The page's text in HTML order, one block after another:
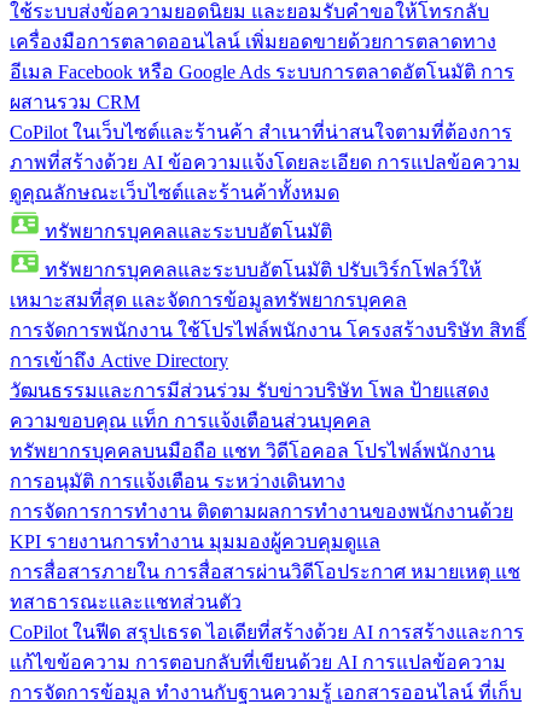
ใช้ระบบส่งข้อความยอดนิยม และยอมรับคำขอให้โทรกลับ
เครื่องมือการตลาดออนไลน์ เพิ่มยอดขายด้วยการตลาดทาง
อีเมล Facebook หรือ Google Ads ระบบการตลาดอัตโนมัติ การ
ผสานรวม CRM
CoPilot ในเว็บไซต์และร้านค้า สำเนาที่น่าสนใจตามที่ต้องการ
ภาพที่สร้างด้วย AI ข้อความแจ้งโดยละเอียด การแปลข้อความ
ดูคุณลักษณะเว็บไซต์และร้านค้าทั้งหมด
ทรัพยากรบุคคลและระบบอัตโนมัติ
ทรัพยากรบุคคลและระบบอัตโนมัติ ปรับเวิร์กโฟลว์ให้
เหมาะสมที่สุด และจัดการข้อมูลทรัพยากรบุคคล
การจัดการพนักงาน ใช้โปรไฟล์พนักงาน โครงสร้างบริษัท สิทธิ์
การเข้าถึง Active Directory
วัฒนธรรมและการมีส่วนร่วม รับข่าวบริษัท โพล ป้ายแสดง
ความขอบคุณ แท็ก การแจ้งเตือนส่วนบุคคล
ทรัพยากรบุคคลบนมือถือ แชท วิดีโอคอล โปรไฟล์พนักงาน
การอนุมัติ การแจ้งเตือน ระหว่างเดินทาง
การจัดการการทำงาน ติดตามผลการทำงานของพนักงานด้วย
KPI รายงานการทำงาน มุมมองผู้ควบคุมดูแล
การสื่อสารภายใน การสื่อสารผ่านวิดีโอประกาศ หมายเหตุ แช
ทสาธารณะและแชทส่วนตัว
CoPilot ในฟีด สรุปเธรด ไอเดียที่สร้างด้วย AI การสร้างและการ
แก้ไขข้อความ การตอบกลับที่เขียนด้วย AI การแปลข้อความ
การจัดการข้อมูล ทำงานกับฐานความรู้ เอกสารออนไลน์ ที่เก็บ